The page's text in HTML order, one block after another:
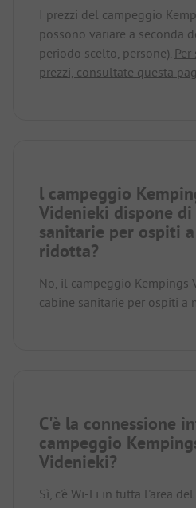
I prezzi del campeggio
possono variare a seconda
periodo scelto, persone).
prezzi, consultate questa
l campeggio
Videnieki dispone di
sanitarie per ospiti
ridotta?
No, il campeggio Kempings
cabine sanitarie per ospiti a
C'è la connessione
campeggio
Videnieki?
Sì, c'è Wi-Fi in tutta l'area